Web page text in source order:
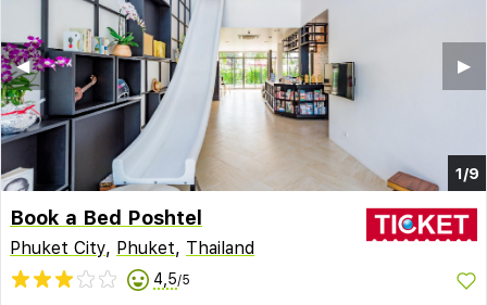
1/9
▶︎
◀︎
Book a Bed Poshtel
Phuket City, Phuket, Thailand
4,5/5